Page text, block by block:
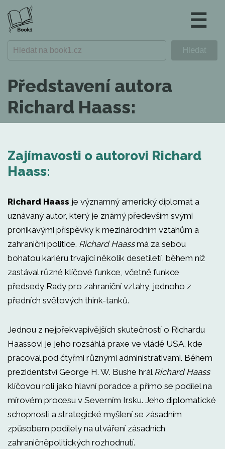
☰
Představení autora
Richard Haass:
Zajímavosti o autorovi Richard
Haass:
Richard Haass je významný americký diplomat a
uznávaný autor, který je známý především svými
pronikavými příspěvky k mezinárodním vztahům a
zahraniční politice. Richard Haassmá za sebou
bohatou kariéru trvající několik desetiletí, během níž
zastával různé klíčové funkce, včetně funkce
předsedy Rady pro zahraniční vztahy, jednoho z
předních světových think-tanků.
Jednou z nejpřekvapivějších skutečností o Richardu
Haassovi je jeho rozsáhlá praxe ve vládě USA, kde
pracoval pod čtyřmi různými administrativami. Během
prezidentství George H. W. Bushe hrál Richard Haass
klíčovou roli jako hlavní poradce a přímo se podílel na
mírovém procesu v Severním Irsku. Jeho diplomatické
schopnosti a strategické myšlení se zásadním
způsobem podílely na utváření zásadních
zahraničněpolitických rozhodnutí.